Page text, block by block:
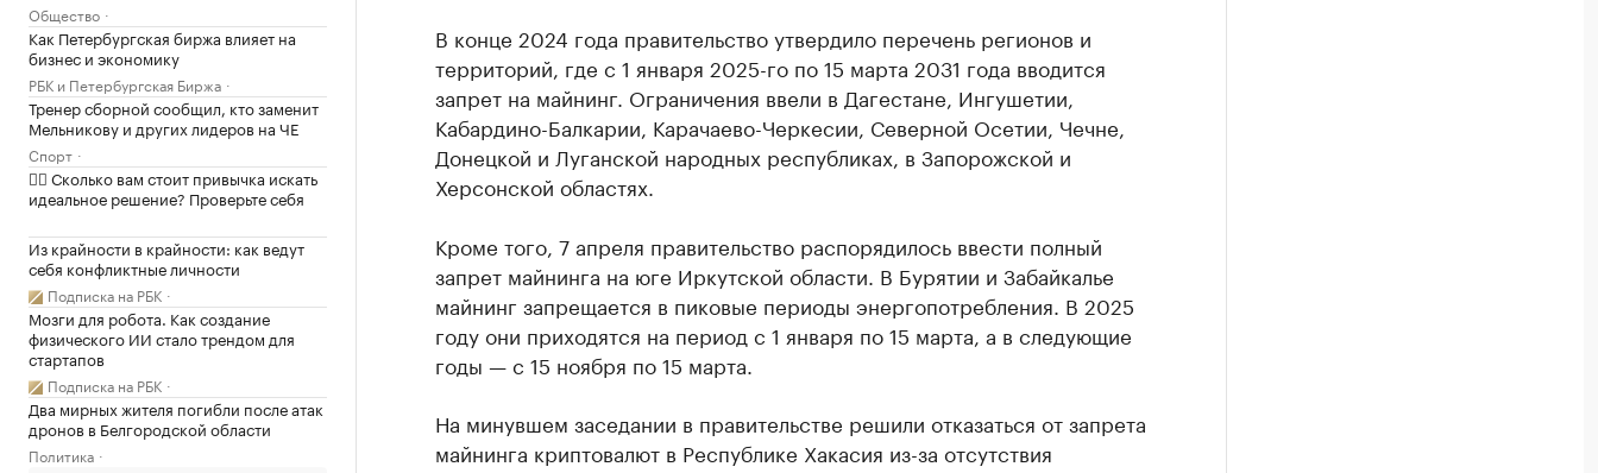
Общество
Как Петербургская биржа влияет на
бизнес и экономику
РБК и Петербургская Биржа
Тренер сборной сообщил, кто заменит
Мельникову и других лидеров на ЧЕ
Спорт
✍🏻 Сколько вам стоит привычка искать
идеальное решение? Проверьте себя
Из крайности в крайности: как ведут
себя конфликтные личности
Подписка на РБК
Мозги для робота. Как создание
физического ИИ стало трендом для
стартапов
Подписка на РБК
Два мирных жителя погибли после атак
дронов в Белгородской области
Политика
В конце 2024 года правительство утвердило перечень регионов и
территорий, где с 1 января 2025-го по 15 марта 2031 года вводится
запрет на майнинг. Ограничения ввели в Дагестане, Ингушетии,
Кабардино-Балкарии, Карачаево-Черкесии, Северной Осетии, Чечне,
Донецкой и Луганской народных республиках, в Запорожской и
Херсонской областях.
Кроме того, 7 апреля правительство распорядилось ввести полный
запрет майнинга на юге Иркутской области. В Бурятии и Забайкалье
майнинг запрещается в пиковые периоды энергопотребления. В 2025
году они приходятся на период с 1 января по 15 марта, а в следующие
годы — с 15 ноября по 15 марта.
На минувшем заседании в правительстве решили отказаться от запрета
майнинга криптовалют в Республике Хакасия из-за отсутствия